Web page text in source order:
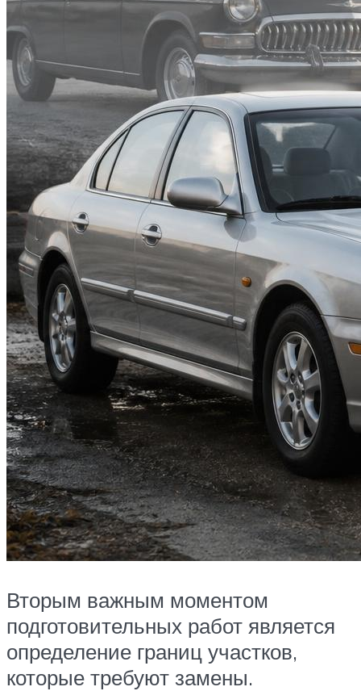
Вторым важным моментом
подготовительных работ является
определение границ участков,
которые требуют замены.